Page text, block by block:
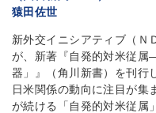
猿田佐世
新外交イニシアティブ（Ｎ
が、新著『自発的対米従
器」』（角川新書）を刊行
日米関係の動向に注目が集
が続ける「自発的対米従属